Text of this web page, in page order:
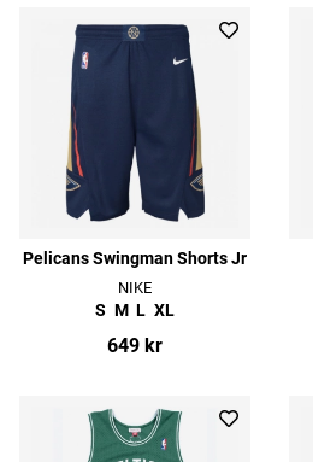
Pelicans Swingman Shorts Jr
NIKE
S M L XL
649 kr